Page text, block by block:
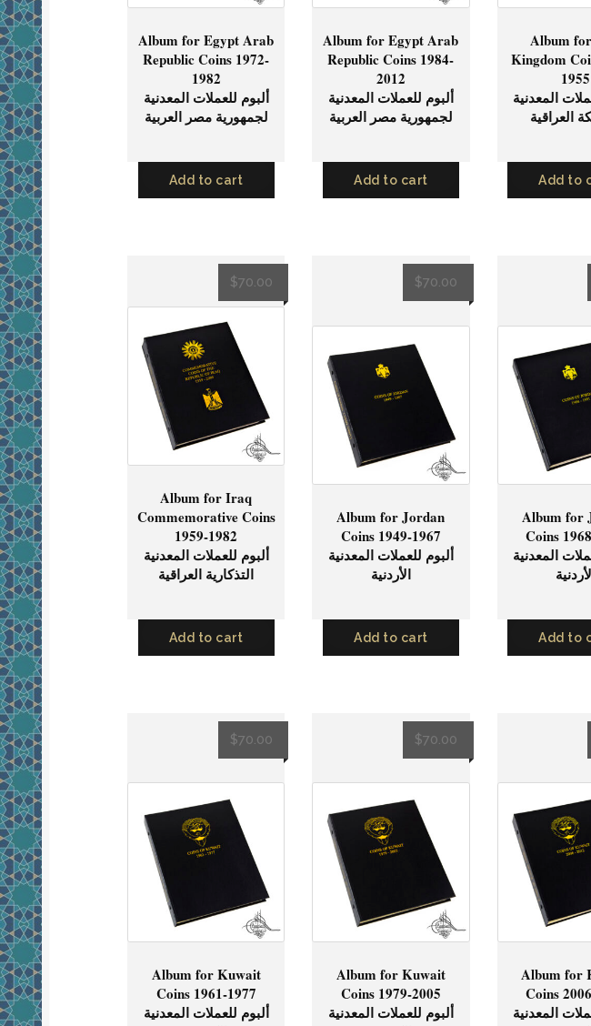
Album for Egypt Arab
Republic Coins 1972-
1982
ألبوم للعملات المعدنية
لجمهورية مصر العربية
Add to cart
Album for Egypt Arab
Republic Coins 1984-
2012
ألبوم للعملات المعدنية
لجمهورية مصر العربية
Add to cart
Album
Kingdom
1955
المعدنية
العراقية
Add to
Album for Iraq
Commemorative Coins
1959-1982
ألبوم للعملات المعدنية
التذكارية العراقية
$70.00
Add to cart
Album for Jordan
Coins 1949-1967
ألبوم للعملات المعدنية
الأردنية
$70.00
Add to cart
Album for
Coins
المعدنية
Add to
Album for Kuwait
Coins 1961-1977
ألبوم للعملات المعدنية
$70.00
Album for Kuwait
Coins 1979-2005
ألبوم للعملات المعدنية
$70.00
Album for
Coins
المعدنية